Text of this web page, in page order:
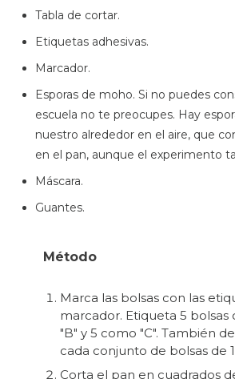
Tabla de cortar.
Etiquetas adhesivas.
Marcador.
Esporas de moho. Si no puedes
escuela no te preocupes. Hay
nuestro alrededor en el aire, que
en el pan, aunque el experimento
Máscara.
Guantes.
Método
Marca las bolsas con las
marcador. Etiqueta 5 bolsas
"B" y 5 como "C". También
cada conjunto de bolsas de 1
Corta el pan en cuadrados